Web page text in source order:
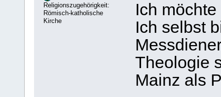
Religionszugehörigkeit:
Römisch-katholische
Kirche
Ich
Ich selbst
Theologie
Mainz als